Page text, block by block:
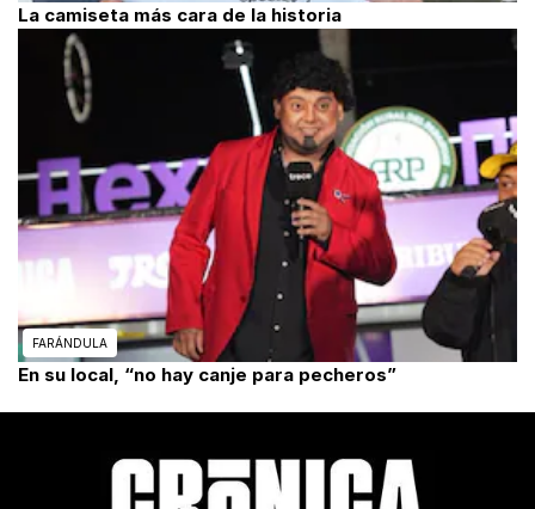
La camiseta más cara de la historia
FARÁNDULA
En su local, “no hay canje para pecheros”